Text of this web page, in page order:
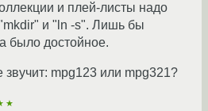
и плей-листы надо
и "ln -s". Лишь бы
было достойное.
mpg123 или mpg321?